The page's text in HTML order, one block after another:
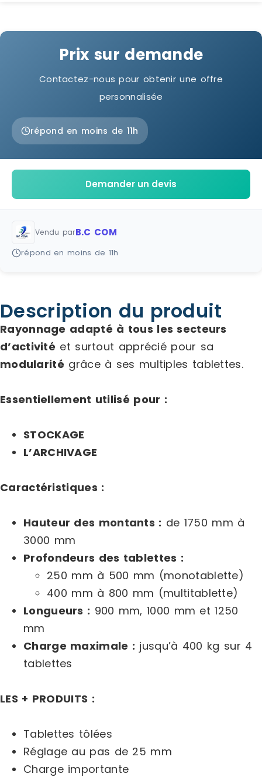
Prix sur demande
Contactez-nous pour obtenir une offre
personnalisée
répond en moins de 11h
Demander un devis
Vendu parB.C COM
répond en moins de 11h
Description du produit
Rayonnage adapté à tous les secteurs
d’activité et surtout apprécié pour sa
modularité grâce à ses multiples tablettes.
Essentiellement utilisé pour :
STOCKAGE
L’ARCHIVAGE
Caractéristiques :
Hauteur des montants : de 1750 mm à
3000 mm
Profondeurs des tablettes :
250 mm à 500 mm (monotablette)
400 mm à 800 mm (multitablette)
Longueurs : 900 mm, 1000 mm et 1250
mm
Charge maximale : jusqu’à 400 kg sur 4
tablettes
LES + PRODUITS :
Tablettes tôlées
Réglage au pas de 25 mm
Charge importante